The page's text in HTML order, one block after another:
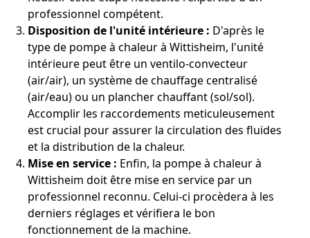
professionnel compétent.
Disposition de l'unité intérieure : D'après le
type de pompe à chaleur à Wittisheim, l'unité
intérieure peut être un ventilo-convecteur
(air/air), un système de chauffage centralisé
(air/eau) ou un plancher chauffant (sol/sol).
Accomplir les raccordements meticuleusement
est crucial pour assurer la circulation des fluides
et la distribution de la chaleur.
Mise en service : Enfin, la pompe à chaleur à
Wittisheim doit être mise en service par un
professionnel reconnu. Celui-ci procèdera à les
derniers réglages et vérifiera le bon
fonctionnement de la machine.